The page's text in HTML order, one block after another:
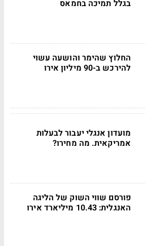
בגלל תמיכה בחמאס
החלוץ שהימר והושעה עשוי
להירכש ב-90 מיליון אירו
מועדון אנגלי יעבור לבעלות
אמריקאית. מה מחירו?
פורסם שווי השוק של הליגה
האנגלית: 10.43 מיליארד אירו